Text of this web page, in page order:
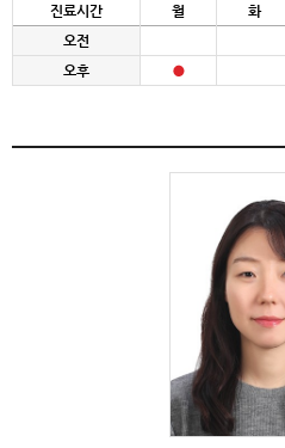
진료시간 월 화
오전
오후